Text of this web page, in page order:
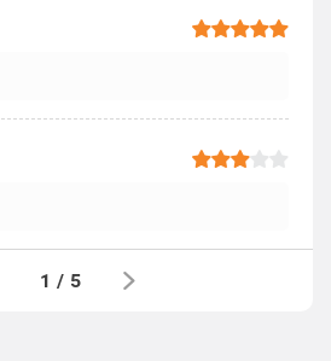
1 / 5